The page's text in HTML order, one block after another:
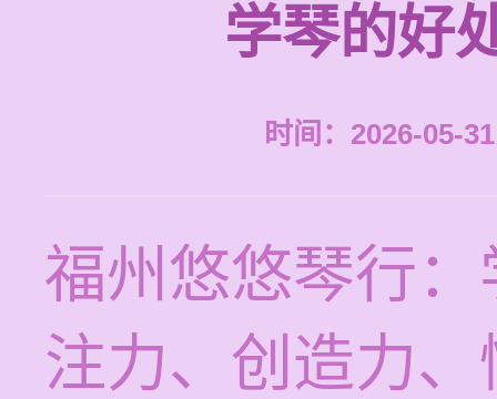
学琴的好
时间：2026-05-
福州悠悠琴行
注力、创造力